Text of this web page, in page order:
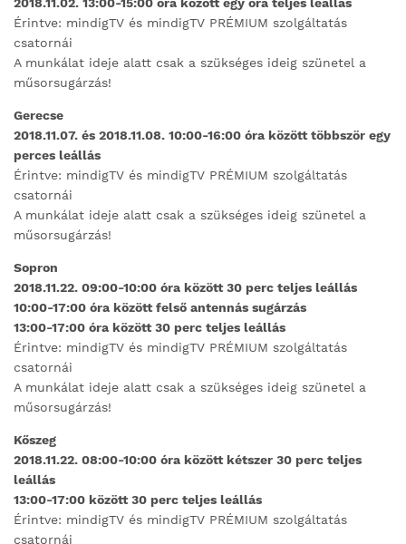
Érintve: mindigTV és mindigTV PRÉMIUM szolgáltatás
csatornái
A munkálat ideje alatt csak a szükséges ideig szünetel a
műsorsugárzás!
Gerecse
2018.11.07. és 2018.11.08. 10:00-16:00 óra között többször egy
perces leállás
Érintve: mindigTV és mindigTV PRÉMIUM szolgáltatás
csatornái
A munkálat ideje alatt csak a szükséges ideig szünetel a
műsorsugárzás!
Sopron
2018.11.22. 09:00-10:00 óra között 30 perc teljes leállás
10:00-17:00 óra között felső antennás sugárzás
13:00-17:00 óra között 30 perc teljes leállás
Érintve: mindigTV és mindigTV PRÉMIUM szolgáltatás
csatornái
A munkálat ideje alatt csak a szükséges ideig szünetel a
műsorsugárzás!
Kőszeg
2018.11.22. 08:00-10:00 óra között kétszer 30 perc teljes
leállás
13:00-17:00 között 30 perc teljes leállás
Érintve: mindigTV és mindigTV PRÉMIUM szolgáltatás
csatornái